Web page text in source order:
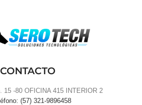
CONTACTO
15 -80 OFICINA 415 INTERIOR 2
(57) 321-9896458